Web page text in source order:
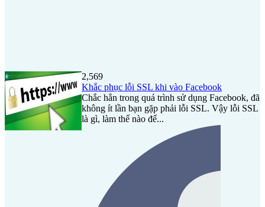
2,569
Khắc phục lỗi SSL khi vào Facebook
Chắc hẳn trong quá trình sử dụng Facebook, đã
không ít lần bạn gặp phải lỗi SSL. Vậy lỗi SSL
là gì, làm thế nào để...